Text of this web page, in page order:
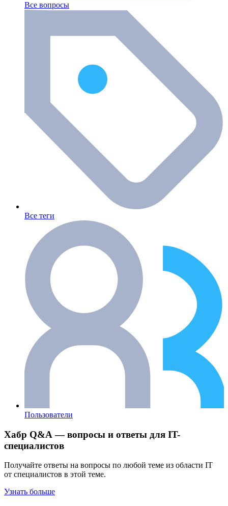
Все вопросы
Все теги
Пользователи
Хабр Q&A — вопросы и ответы для IT-
специалистов
Получайте ответы на вопросы по любой теме из области IT
от специалистов в этой теме.
Узнать больше